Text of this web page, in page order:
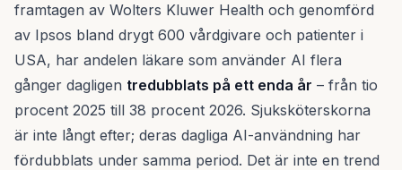
framtagen av Wolters Kluwer Health och genomförd
av Ipsos bland drygt 600 vårdgivare och patienter i
USA, har andelen läkare som använder AI flera
gånger dagligen tredubblats på ett enda år – från tio
procent 2025 till 38 procent 2026. Sjuksköterskorna
är inte långt efter; deras dagliga AI-användning har
fördubblats under samma period. Det är inte en trend